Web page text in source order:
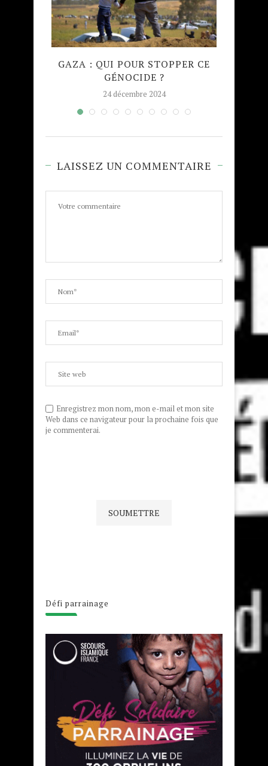
GAZA : QUI POUR STOPPER CE
GÉNOCIDE ?
24 décembre 2024
LAISSEZ UN COMMENTAIRE
Enregistrez mon nom, mon e-mail et mon site
Web dans ce navigateur pour la prochaine fois que
je commenterai.
Défi parrainage